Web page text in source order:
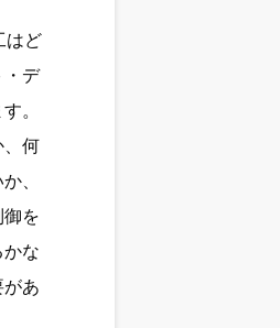
はど
・デ
。
、何
、
御を
かな
があ